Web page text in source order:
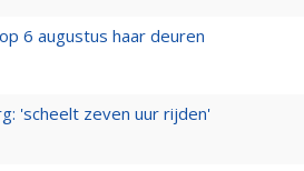
6 augustus haar deuren
'scheelt zeven uur rijden'